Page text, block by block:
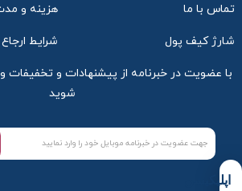
تماس با ما هزینه و
شارژ کیف پول شرایط
با عضویت در خبرنامه از پیشنهادات و تخفیفات
شوید
اپلیکیشن